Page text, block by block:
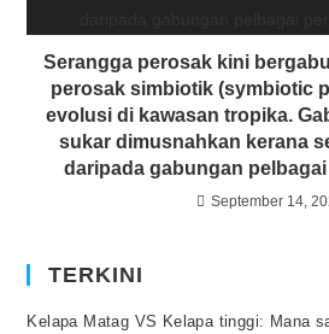
Serangga perosak kini
perosak simbiotik (symbiotic
evolusi di kawasan tropika.
sukar dimusnahkan kerana
daripada gabungan
komen
September 14,
TERKINI
Kelapa Matag VS Kelapa tinggi: Mana